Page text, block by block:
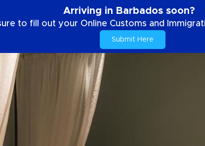
Arriving in Barbados soon?
to fill out your Online Customs and
Submit Here